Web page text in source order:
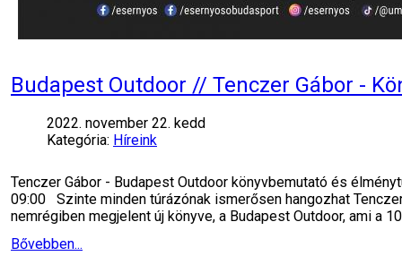
Budapest Outdoor // Tenczer Gábor -
2022. november 22. kedd
Kategória: Híreink
Tenczer Gábor - Budapest Outdoor könyvbemutató és
09:00 Szinte minden túrázónak ismerősen hangozhat
nemrégiben megjelent új könyve, a Budapest Outdoor, ami a
Bővebben...